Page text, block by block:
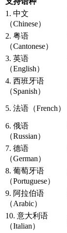
1. 中文
（Chinese）
2. 粤语
（Cantonese）
3. 英语
（English）
4. 西班牙语
（Spanish）
5. 法语（French）
6. 俄语
（Russian）
7. 德语
（German）
8. 葡萄牙语
（Portuguese）
9. 阿拉伯语
（Arabic）
10. 意大利语
（Italian）